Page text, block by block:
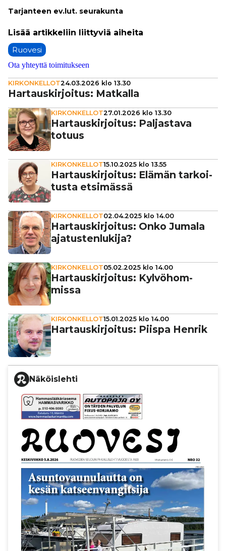
Tar­jan­teen ev.lut. seu­ra­kun­ta
Ruovesi
Ota yhteyttä toimitukseen
KIRKONKELLOT24.03.2026 klo 13.30
Har­taus­kir­joi­tus: Matkalla
KIRKONKELLOT27.01.2026 klo 13.30
Har­taus­kir­joi­tus: Pal­jas­tava
totuus
KIRKONKELLOT15.10.2025 klo 13.55
Har­taus­kir­joi­tus: Elämän tar­koi­
tusta etsimässä
KIRKONKELLOT02.04.2025 klo 14.00
Har­taus­kir­joi­tus: Onko Jumala
aja­tus­ten­lu­kija?
KIRKONKELLOT05.02.2025 klo 14.00
Har­taus­kir­joi­tus: Kyl­vö­hom­
missa
KIRKONKELLOT15.01.2025 klo 14.00
Har­taus­kir­joi­tus: Piispa Henrik
Näköislehti